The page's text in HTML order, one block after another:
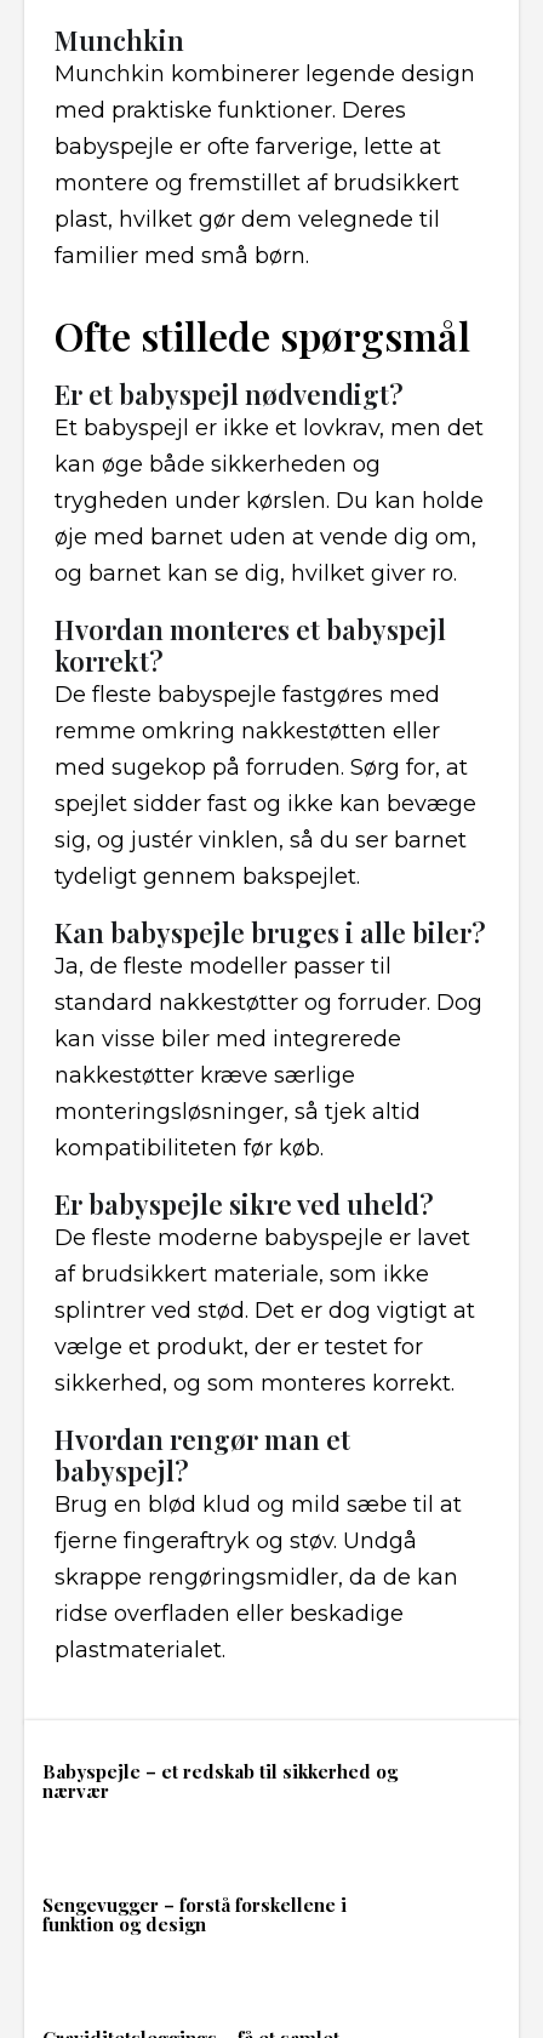
Munchkin
Munchkin kombinerer legende design
med praktiske funktioner. Deres
babyspejle er ofte farverige, lette at
montere og fremstillet af brudsikkert
plast, hvilket gør dem velegnede til
familier med små børn.
Ofte stillede spørgsmål
Er et babyspejl nødvendigt?
Et babyspejl er ikke et lovkrav, men det
kan øge både sikkerheden og
trygheden under kørslen. Du kan holde
øje med barnet uden at vende dig om,
og barnet kan se dig, hvilket giver ro.
Hvordan monteres et babyspejl
korrekt?
De fleste babyspejle fastgøres med
remme omkring nakkestøtten eller
med sugekop på forruden. Sørg for, at
spejlet sidder fast og ikke kan bevæge
sig, og justér vinklen, så du ser barnet
tydeligt gennem bakspejlet.
Kan babyspejle bruges i alle biler?
Ja, de fleste modeller passer til
standard nakkestøtter og forruder. Dog
kan visse biler med integrerede
nakkestøtter kræve særlige
monteringsløsninger, så tjek altid
kompatibiliteten før køb.
Er babyspejle sikre ved uheld?
De fleste moderne babyspejle er lavet
af brudsikkert materiale, som ikke
splintrer ved stød. Det er dog vigtigt at
vælge et produkt, der er testet for
sikkerhed, og som monteres korrekt.
Hvordan rengør man et
babyspejl?
Brug en blød klud og mild sæbe til at
fjerne fingeraftryk og støv. Undgå
skrappe rengøringsmidler, da de kan
ridse overfladen eller beskadige
plastmaterialet.
Babyspejle – et redskab til sikkerhed og
nærvær
Sengevugger – forstå forskellene i
funktion og design